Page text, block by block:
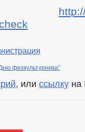
физкультурника”
, или ссылку на